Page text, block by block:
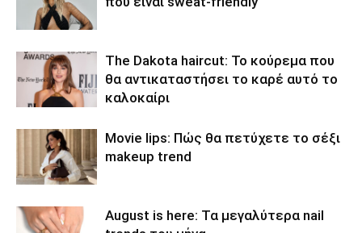
The Dakota haircut: Το κούρεμα που
θα αντικαταστήσει το καρέ αυτό το
καλοκαίρι
Movie lips: Πώς θα πετύχετε το σέξι
makeup trend
August is here: Τα μεγαλύτερα nail